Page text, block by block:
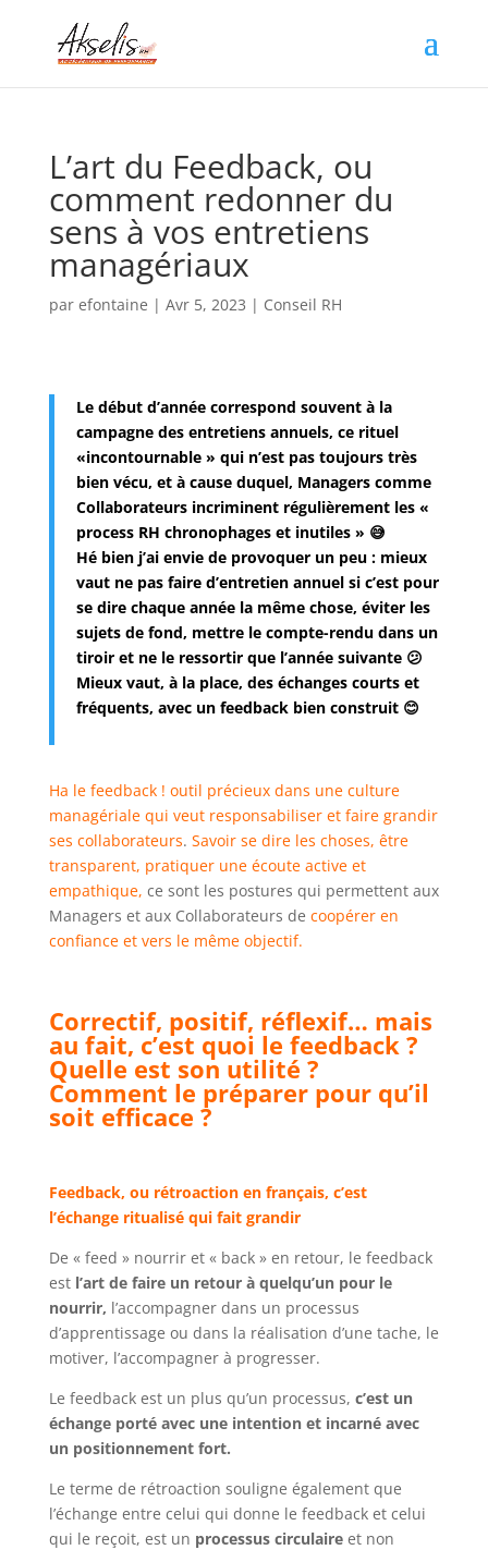
L’art du Feedback, ou
comment redonner du
sens à vos entretiens
managériaux
par efontaine | Avr 5, 2023 | Conseil RH
Le début d’année correspond souvent à la
campagne des entretiens annuels, ce rituel
«incontournable » qui n’est pas toujours très
bien vécu, et à cause duquel, Managers comme
Collaborateurs incriminent régulièrement les «
process RH chronophages et inutiles » 😅
Hé bien j’ai envie de provoquer un peu : mieux
vaut ne pas faire d’entretien annuel si c’est pour
se dire chaque année la même chose, éviter les
sujets de fond, mettre le compte-rendu dans un
tiroir et ne le ressortir que l’année suivante 😕
Mieux vaut, à la place, des échanges courts et
fréquents, avec un feedback bien construit 😊
Ha le feedback ! outil précieux dans une culture
managériale qui veut responsabiliser et faire grandir
ses collaborateurs. Savoir se dire les choses, être
transparent, pratiquer une écoute active et
empathique, ce sont les postures qui permettent aux
Managers et aux Collaborateurs de coopérer en
confiance et vers le même objectif.
Correctif, positif, réflexif… mais
au fait, c’est quoi le feedback ?
Quelle est son utilité ?
Comment le préparer pour qu’il
soit efficace ?
Feedback, ou rétroaction en français, c’est
l’échange ritualisé qui fait grandir
De « feed » nourrir et « back » en retour, le feedback
est l’art de faire un retour à quelqu’un pour le
nourrir, l’accompagner dans un processus
d’apprentissage ou dans la réalisation d’une tache, le
motiver, l’accompagner à progresser.
Le feedback est un plus qu’un processus, c’est un
échange porté avec une intention et incarné avec
un positionnement fort.
Le terme de rétroaction souligne également que
l’échange entre celui qui donne le feedback et celui
qui le reçoit, est un processus circulaireet non